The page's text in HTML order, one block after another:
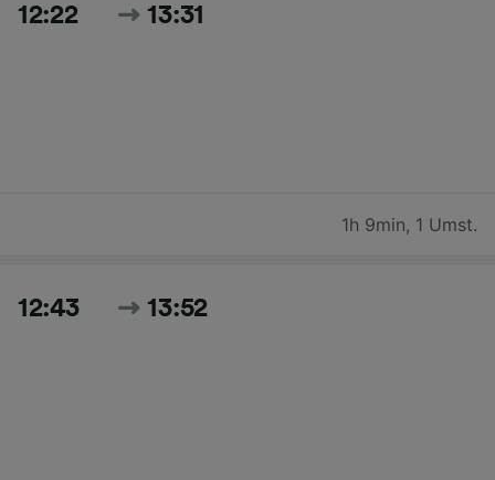
12:22 13:31
1h 9min, 1 Umst.
12:43 13:52